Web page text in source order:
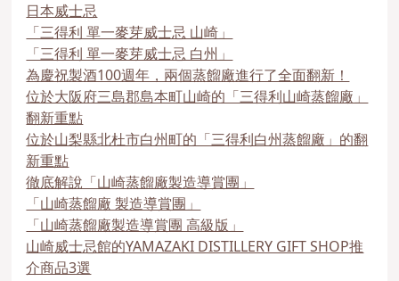
日本威士忌
「三得利 單一麥芽威士忌 山崎」
「三得利 單一麥芽威士忌 白州」
為慶祝製酒100週年，兩個蒸餾廠進行了全面翻新！
位於大阪府三島郡島本町山崎的「三得利山崎蒸餾廠」
翻新重點
位於山梨縣北杜市白州町的「三得利白州蒸餾廠」的翻
新重點
徹底解說「山崎蒸餾廠製造導賞團」
「山崎蒸餾廠 製造導賞團」
「山崎蒸餾廠製造導賞團 高級版」
山崎威士忌館的YAMAZAKI DISTILLERY GIFT SHOP推
介商品3選